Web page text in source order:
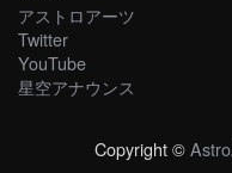
アストロアーツ
Twitter
YouTube
星空アナウンス
Copyright ©